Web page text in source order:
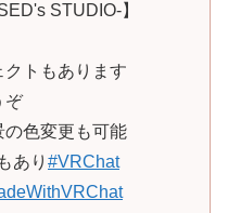
STUDIO-】
トもあります
ぞ
の色変更も可能
あり #VRChat